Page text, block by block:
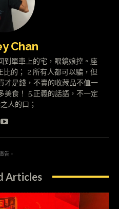
Chan
到單車上的宅，眼鏡娘控。座
比的； 2.所有人都可以騙，但
才是錢，不賣的收藏品不值一
美食！ 5.正義的話語，不一定
人的口；
告 -
Articles